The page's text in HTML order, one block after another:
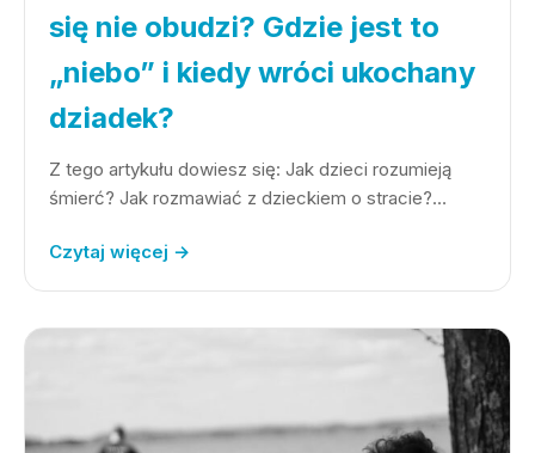
się nie obudzi? Gdzie jest to
„niebo” i kiedy wróci ukochany
dziadek?
Z tego artykułu dowiesz się: Jak dzieci rozumieją
śmierć? Jak rozmawiać z dzieckiem o stracie?…
Czytaj więcej →